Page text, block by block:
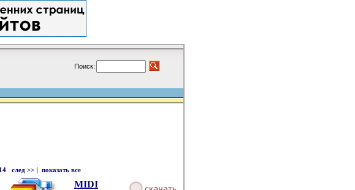
Поиск:
14 след >>| показать все
MIDI